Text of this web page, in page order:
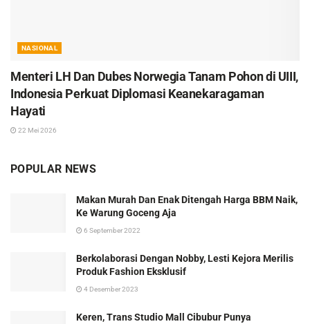
NASIONAL
Menteri LH Dan Dubes Norwegia Tanam Pohon di UIII,
Indonesia Perkuat Diplomasi Keanekaragaman
Hayati
22 Mei 2026
POPULAR NEWS
Makan Murah Dan Enak Ditengah Harga BBM Naik,
Ke Warung Goceng Aja
6 September 2022
Berkolaborasi Dengan Nobby, Lesti Kejora Merilis
Produk Fashion Eksklusif
4 Desember 2023
Keren, Trans Studio Mall Cibubur Punya